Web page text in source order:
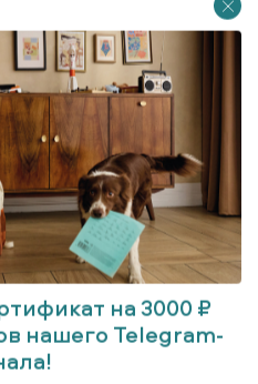
на 3000 ₽
нашего Telegram-